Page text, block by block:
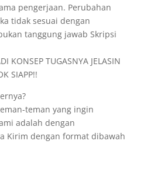
pengerjaan. Perubahan
tidak sesuai dengan
tanggung jawab Skripsi
KONSEP TUGASNYA JELASIN
SIAPP!!
teman yang ingin
adalah dengan
Kirim dengan format dibawah